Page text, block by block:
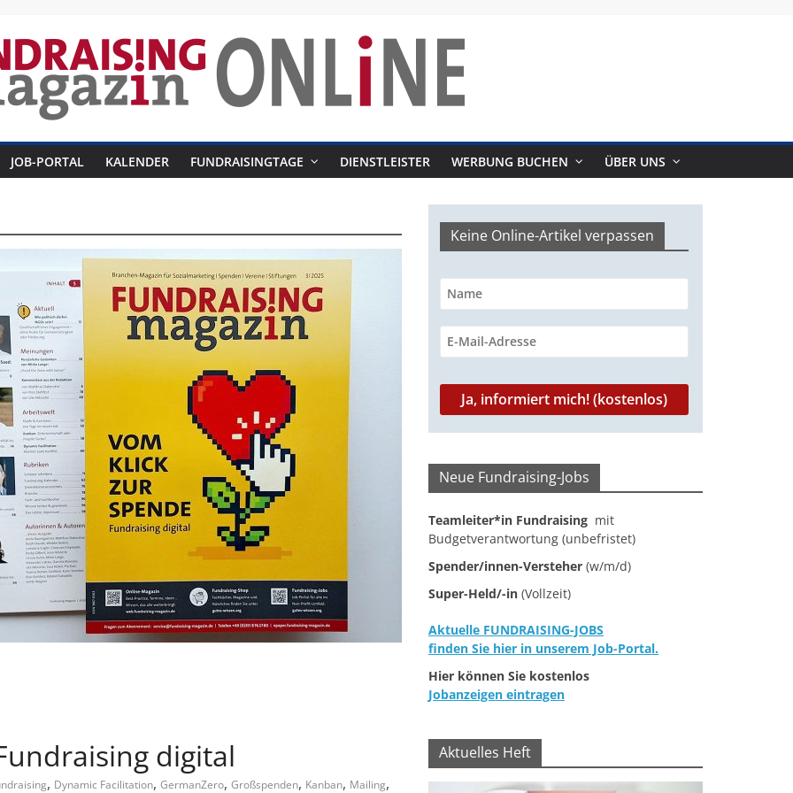
JOB-PORTAL KALENDER FUNDRAISINGTAGE DIENSTLEISTER WERBUNG BUCHEN ÜBER UNS
digital
, Dynamic Facilitation, GermanZero, Großspenden, Kanban, Mailing,
Keine Online-Artikel verpassen
Neue Fundraising-Jobs
Teamleiter*in Fundraising mit
Budgetverantwortung (unbefristet)
Spender/innen-Versteher (w/m/d)
Super-Held/-in (Vollzeit)
Aktuelle FUNDRAISING-JOBS
finden Sie hier in unserem Job-Portal.
Hier können Sie kostenlos
Jobanzeigen eintragen
Aktuelles Heft